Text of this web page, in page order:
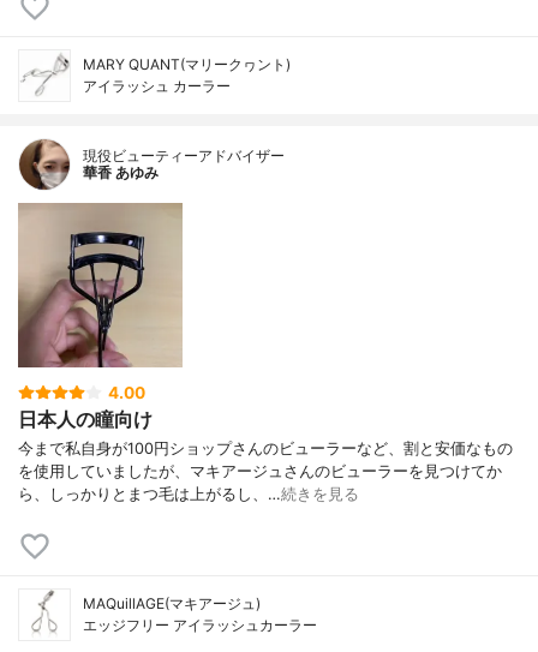
MARY QUANT(マリークヮント)
アイラッシュ カーラー
現役ビューティーアドバイザー
華香 あゆみ
4.00
日本人の瞳向け
今まで私自身が100円ショップさんのビューラーなど、割と安価なもの
を使用していましたが、マキアージュさんのビューラーを見つけてか
ら、しっかりとまつ毛は上がるし、…続きを見る
MAQuillAGE(マキアージュ)
エッジフリー アイラッシュカーラー